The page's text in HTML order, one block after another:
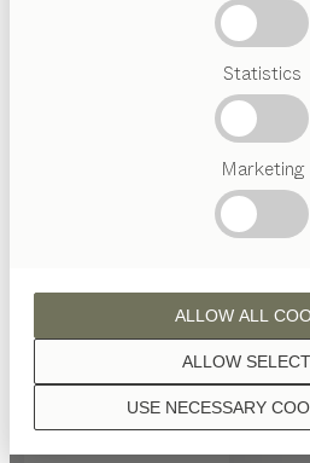
Statistics
Marketing
USE NECESSARY
ALLOW
ALLOW ALL
Artisanat
Autrichien
tablenya
TEAM 7